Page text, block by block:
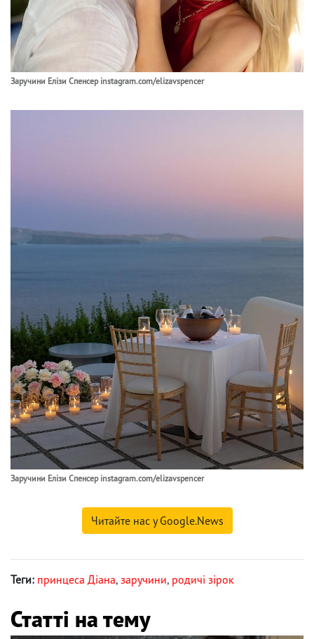
Заручини Елізи Спенсер instagram.com/elizavspencer
Заручини Елізи Спенсер instagram.com/elizavspencer
Читайте нас у Google.News
Теги: принцеса Діана, заручини, родичі зірок
Статті на тему